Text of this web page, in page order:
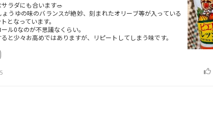
ラダにも合います🥗
うゆの味のバランスが絶妙、刻まれたオリーブ等が入っている
となっています。
ル0なのが不思議なくらい。
と少々お高めではありますが、リピートしてしまう味です。